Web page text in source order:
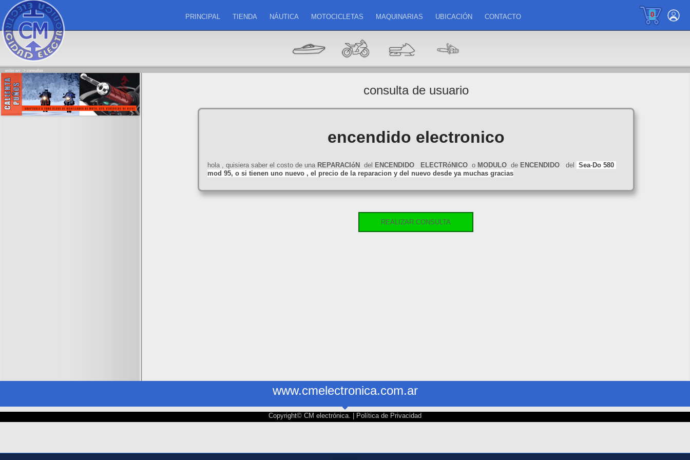
0
PRINCIPAL TIENDA NÁUTICA MOTOCICLETAS MAQUINARIAS UBICACIÓN CONTACTO
estas en: -> consultas
consulta de usuario
encendido electronico
hola , quisiera saber el costo de una REPARACIóN del ENCENDIDO ELECTRóNICOo MODULOde ENCENDIDOdel Sea-Do 580
mod 95, o si tienen uno nuevo , el precio de la reparacion y del nuevo desde ya muchas gracias
REALIZAR CONSULTA
www.cmelectronica.com.ar
Copyright© CM electrónica. | Política de Privacidad